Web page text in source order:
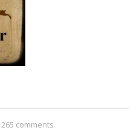
265 comments